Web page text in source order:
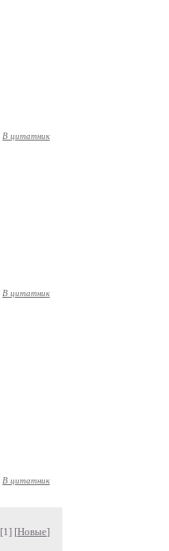
В цитатник
В цитатник
В цитатник
[1] [Новые]